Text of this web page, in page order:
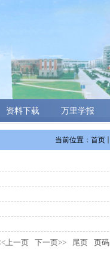
资料下载 万里学报
当前位置： 首页
上一页 下一页>> 尾页 页码